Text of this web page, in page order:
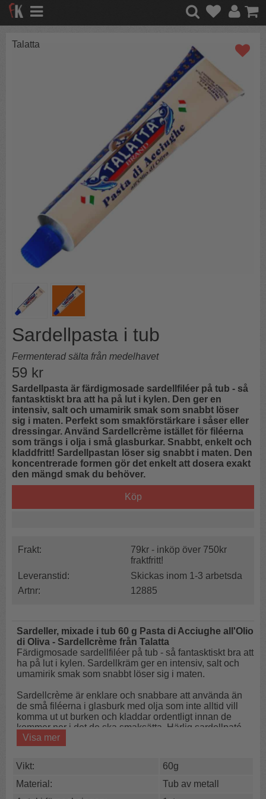
Talatta
Sardellpasta i tub
Fermenterad sälta från medelhavet
59 kr
Sardellpasta är färdigmosade sardellfiléer på tub - så
fantasktiskt bra att ha på lut i kylen. Den ger en
intensiv, salt och umamirik smak som snabbt löser
sig i maten. Perfekt som smakförstärkare i såser eller
dressingar. Använd Sardellcrème istället för filéerna
som trängs i olja i små glasburkar. Snabbt, enkelt och
kladdfritt! Sardellpastan löser sig snabbt i maten. Den
koncentrerade formen gör det enkelt att dosera exakt
den mängd smak du behöver.
Köp
Frakt:
79kr - inköp över 750kr
fraktfritt!
Leveranstid:
Skickas inom 1-3 arbetsda
Artnr:
12885
Sardeller, mixade i tub 60 g Pasta di Acciughe all'Olio
di Oliva - Sardellcrème från Talatta
Färdigmosade sardellfiléer på tub - så fantasktiskt bra att
ha på lut i kylen. Sardellkräm ger en intensiv, salt och
umamirik smak som snabbt löser sig i maten.
Sardellcrème är enklare och snabbare att använda än
de små filéerna i glasburk med olja som inte alltid vill
komma ut ut burken och kladdar ordentligt innan de
kommer ner i det de ska smaksätta. Härlig sardellpaté
från Talatta på Sicilien som har fångat och bearbetat
ansjovis i mer än ett sekel.
Snabbt, enkelt och kladdfritt!
Visa mer
Vikt:
60g
Material:
Tub av metall